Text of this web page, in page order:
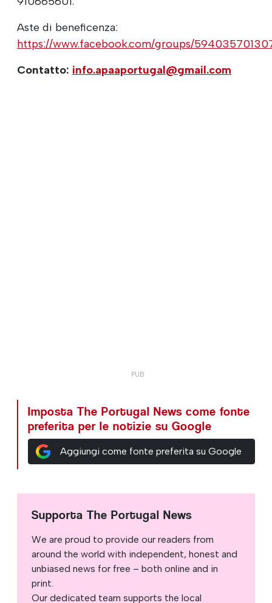
Aste di beneficenza:
https://www.facebook.com/groups/
Contatto: info.apaaportugal@gmail.com
Imposta The Portugal News come fonte
preferita per le notizie su Google
Aggiungi come fonte preferita su Google
Supporta The Portugal News
We are proud to provide our readers from
around the world with independent, honest and
unbiased news for free – both online and in
print.
Our dedicated team supports the local